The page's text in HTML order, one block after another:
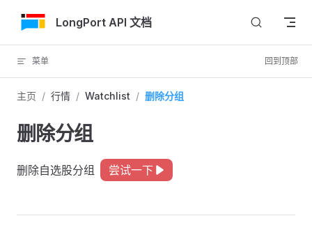
跳转到内容LongPort API 文档
菜单 回到顶部
主页 / 行情 / Watchlist / 删除分组
删除分组
删除自选股分组 尝试一下